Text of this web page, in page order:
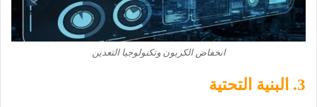
انخفاض الكربون وتكنولوجيا التعدين
3. البنية التحتية